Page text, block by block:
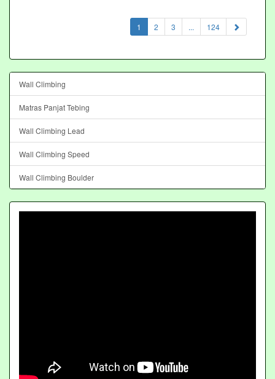
1 (current)
2 3 ... 124
Wall Climbing
Matras Panjat Tebing
Wall Climbing Lead
Wall Climbing Speed
Wall Climbing Boulder